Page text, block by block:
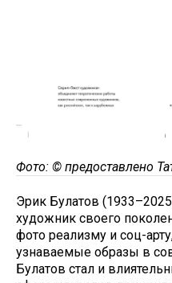
Фото: © предоставлено
Эрик Булатов
художник своего
фото реализму и соц-
узнаваемые образы в
Булатов стал и